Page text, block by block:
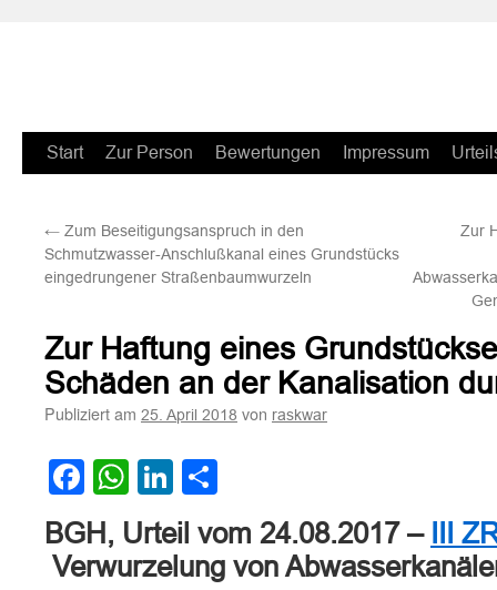
Zum
springen
Start Zur Person Bewertungen Impressum
← Zum Beseitigungsanspruch in den
Schmutzwasser-Anschlußkanal eines Grundstücks
eingedrungener Straßenbaumwurzeln
Zur
Zur Haftung eines
Schäden an der Kanalisation
Publiziert am 25. April 2018 von raskwar
Facebook
WhatsApp
LinkedIn
BGH, Urteil vom 24.08.2017 –
III
Verwurzelung von